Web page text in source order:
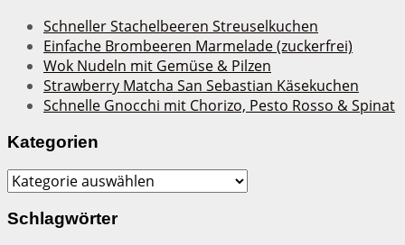
Schneller Stachelbeeren Streuselkuchen
Einfache Brombeeren Marmelade (zuckerfrei)
Wok Nudeln mit Gemüse & Pilzen
Strawberry Matcha San Sebastian Käsekuchen
Schnelle Gnocchi mit Chorizo, Pesto Rosso & Spinat
Kategorien
Kategorien
Schlagwörter